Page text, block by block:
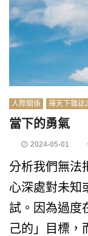
人際關係 禪天下雜誌
當下的勇氣
2024-05-01
分析我們無法
心深處對未知
試。因為過度
己的」目標，